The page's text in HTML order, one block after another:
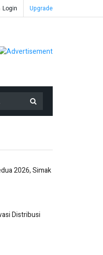
Login Upgrade
2026, Simak
Distribusi